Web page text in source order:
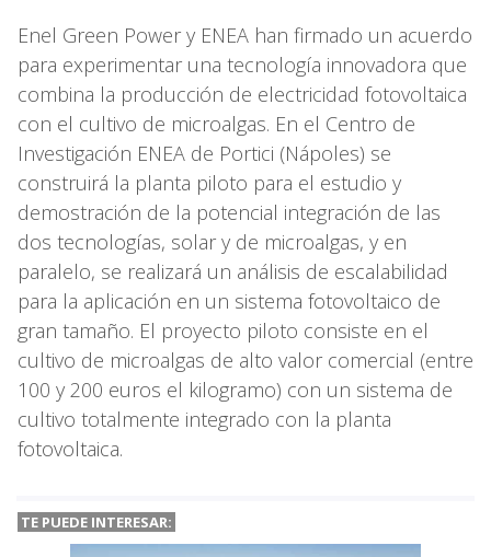
Enel Green Power y ENEA han firmado un acuerdo
para experimentar una tecnología innovadora que
combina la producción de electricidad fotovoltaica
con el cultivo de microalgas. En el Centro de
Investigación ENEA de Portici (Nápoles) se
construirá la planta piloto para el estudio y
demostración de la potencial integración de las
dos tecnologías, solar y de microalgas, y en
paralelo, se realizará un análisis de escalabilidad
para la aplicación en un sistema fotovoltaico de
gran tamaño. El proyecto piloto consiste en el
cultivo de microalgas de alto valor comercial (entre
100 y 200 euros el kilogramo) con un sistema de
cultivo totalmente integrado con la planta
fotovoltaica.
TE PUEDE INTERESAR: